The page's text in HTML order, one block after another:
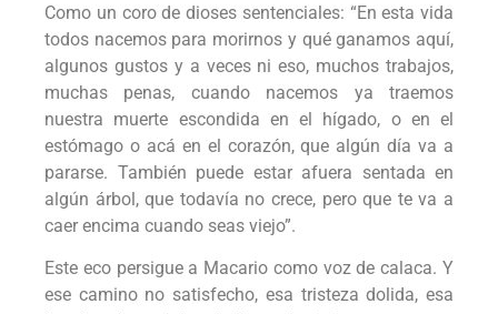
Como un coro de dioses sentenciales: “En esta vida
todos nacemos para morirnos y qué ganamos aquí,
algunos gustos y a veces ni eso, muchos trabajos,
muchas penas, cuando nacemos ya traemos
nuestra muerte escondida en el hígado, o en el
estómago o acá en el corazón, que algún día va a
pararse. También puede estar afuera sentada en
algún árbol, que todavía no crece, pero que te va a
caer encima cuando seas viejo”.
Este eco persigue a Macario como voz de calaca. Y
ese camino no satisfecho, esa tristeza dolida, esa